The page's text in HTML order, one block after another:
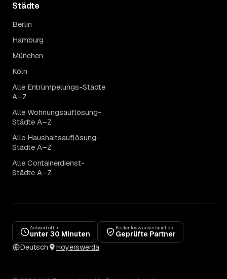
Städte
Berlin
Hamburg
München
Köln
Alle Entrümpelungs-Städte
A–Z
Alle Wohnungsauflösung-
Städte A–Z
Alle Haushaltsauflösung-
Städte A–Z
Alle Containerdienst-
Städte A–Z
Antwort oft in
unter 30 Minuten
Kostenlos & unverbindlich
Geprüfte Partner
Deutsch
Hoyerswerda